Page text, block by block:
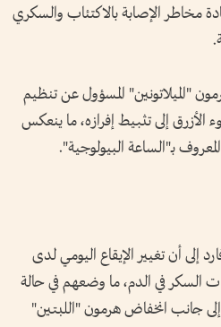
مخاطر الإصابة بالاكتئاب والسكري
"الميلاتونين" المسؤول عن تنظيم
إلى تثبيط إفرازه، ما ينعكس
بـ"الساعة البيولوجية".
إلى أن تغيير الإيقاع اليومي لدى
السكر في الدم، ما وضعهم في حالة
جانب انخفاض هرمون "اللبتين"